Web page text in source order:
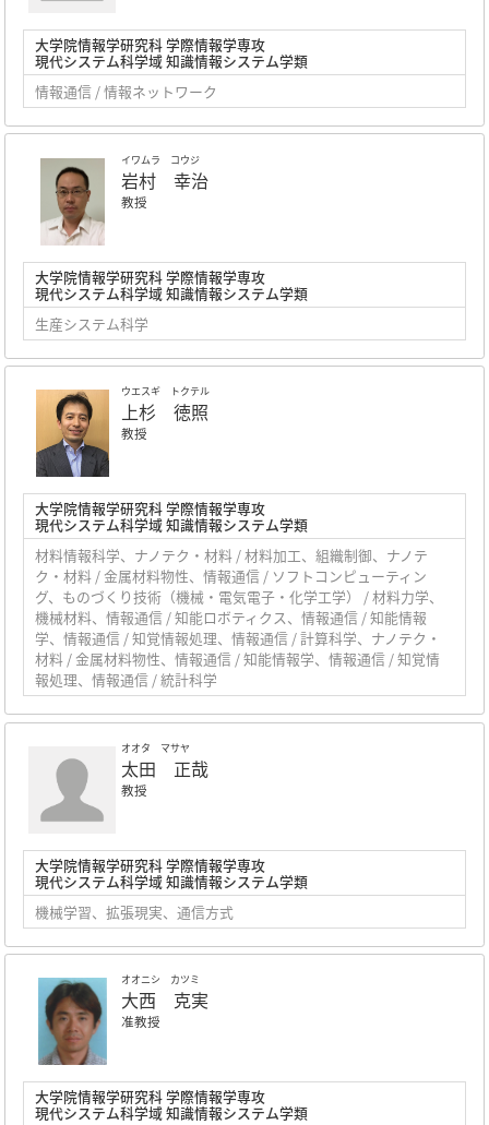
大学院情報学研究科 学際情報学専攻
現代システム科学域 知識情報システム学類
情報通信 / 情報ネットワーク
イワムラ コウジ
岩村 幸治
教授
大学院情報学研究科 学際情報学専攻
現代システム科学域 知識情報システム学類
生産システム科学
ウエスギ トクテル
上杉 徳照
教授
大学院情報学研究科 学際情報学専攻
現代システム科学域 知識情報システム学類
材料情報科学、ナノテク・材料 / 材料加工、組織制御、ナノテ
ク・材料 / 金属材料物性、情報通信 / ソフトコンピューティン
グ、ものづくり技術（機械・電気電子・化学工学） / 材料力学、
機械材料、情報通信 / 知能ロボティクス、情報通信 / 知能情報
学、情報通信 / 知覚情報処理、情報通信 / 計算科学、ナノテク・
材料 / 金属材料物性、情報通信 / 知能情報学、情報通信 / 知覚情
報処理、情報通信 / 統計科学
オオタ マサヤ
太田 正哉
教授
大学院情報学研究科 学際情報学専攻
現代システム科学域 知識情報システム学類
機械学習、拡張現実、通信方式
オオニシ カツミ
大西 克実
准教授
大学院情報学研究科 学際情報学専攻
現代システム科学域 知識情報システム学類